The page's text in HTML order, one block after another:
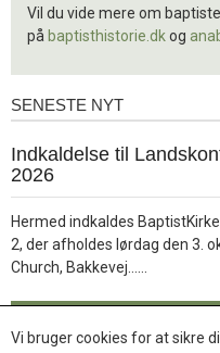
Vil du vide mere om
på baptisthistorie.dkog
Seneste
SENESTE NYT
1.
jul.
Indkaldelse til
2026
Hermed indkaldes
2, der afholdes lørdag den 3.
Church, Bakkevej……
Vi bruger cookies for at sikre